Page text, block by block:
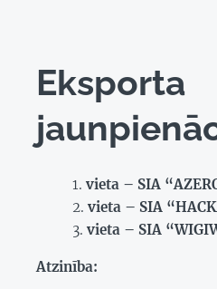
Eksporta
vieta – SIA
vieta – SIA
vieta – SIA
Atzinība: